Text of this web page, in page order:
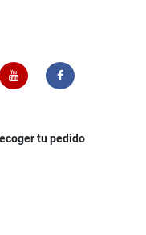
tu pedido